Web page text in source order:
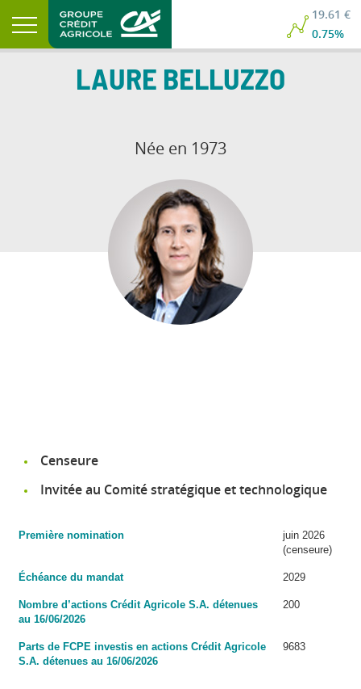
19.61 €
0.75%
LAURE BELLUZZO
Née en 1973
Censeure
Invitée au Comité stratégique et technologique
Première nomination
juin 2026
(censeure)
Échéance du mandat 2029
Nombre d’actions Crédit Agricole S.A. détenues
au 16/06/2026
200
Parts de FCPE investis en actions Crédit Agricole
S.A. détenues au 16/06/2026
9683